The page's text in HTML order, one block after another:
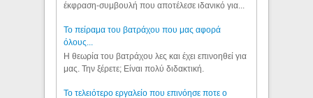
έκφραση-συμβουλή που αποτέλεσε ιδανικό για...
Το πείραμα του βατράχου που μας αφορά
όλους...
Η θεωρία του βατράχου λες και έχει επινοηθεί για
μας. Την ξέρετε; Είναι πολύ διδακτική.
Το τελειότερο εργαλείο που επινόησε ποτε ο